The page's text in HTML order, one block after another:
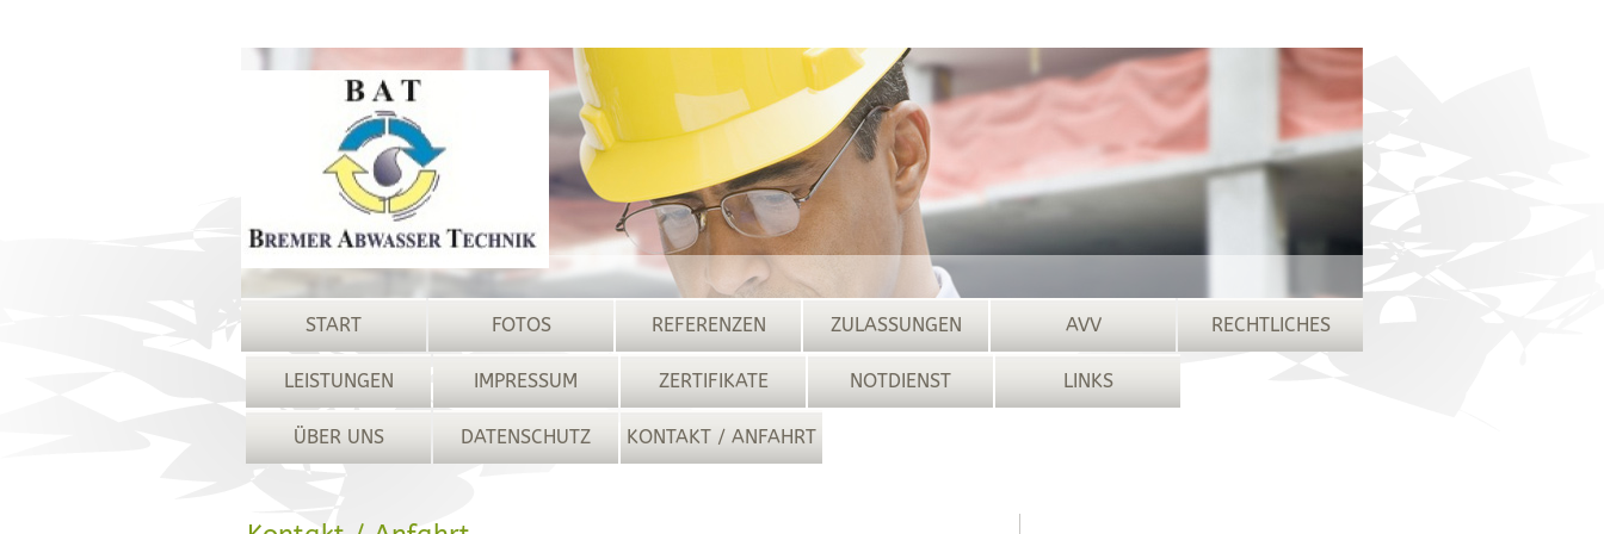
START FOTOS REFERENZEN ZULASSUNGEN AVV RECHTLICHES
LEISTUNGEN IMPRESSUM ZERTIFIKATE NOTDIENST LINKS
ÜBER UNS DATENSCHUTZ KONTAKT / ANFAHRT